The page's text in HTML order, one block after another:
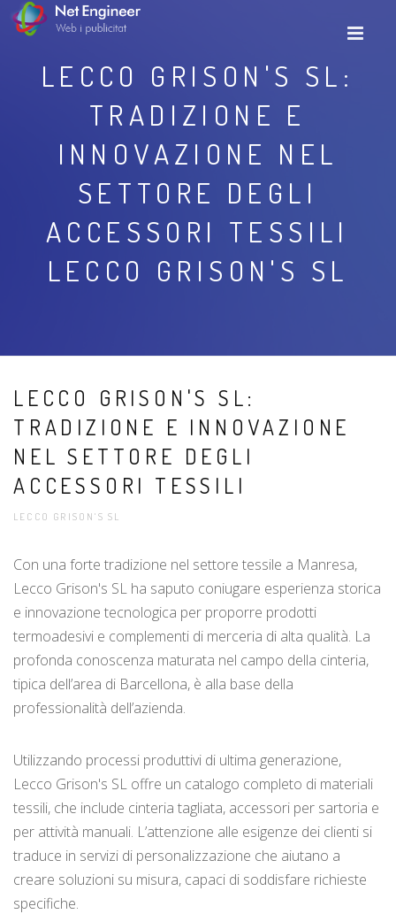
LECCO GRISON'S SL:
TRADIZIONE E
INNOVAZIONE NEL
SETTORE DEGLI
ACCESSORI TESSILI
LECCO GRISON'S SL
LECCO GRISON'S SL:
TRADIZIONE E INNOVAZIONE
NEL SETTORE DEGLI
ACCESSORI TESSILI
LECCO GRISON'S SL
Con una forte tradizione nel settore tessile a Manresa,
Lecco Grison's SL ha saputo coniugare esperienza storica
e innovazione tecnologica per proporre prodotti
termoadesivi e complementi di merceria di alta qualità. La
profonda conoscenza maturata nel campo della cinteria,
tipica dell’area di Barcellona, è alla base della
professionalità dell’azienda.
Utilizzando processi produttivi di ultima generazione,
Lecco Grison's SL offre un catalogo completo di materiali
tessili, che include cinteria tagliata, accessori per sartoria e
per attività manuali. L’attenzione alle esigenze dei clienti si
traduce in servizi di personalizzazione che aiutano a
creare soluzioni su misura, capaci di soddisfare richieste
specifiche.